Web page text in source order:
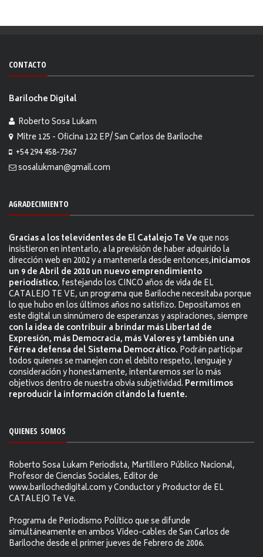
CONTACTO
Bariloche Digital
Roberto Sosa Lukam
Mitre 125 - Oficina 122 EP/ San Carlos de Bariloche
+54 294 458-7367
sosalukman@gmail.com
AGRADECIMIENTO
Gracias a los televidentes de El Catalejo Te Veque nos
insistieron en intentarlo, a la previsión de haber adquirido la
dirección web en 2002 y a mantenerla desde entonces,iniciamos
un 9 de Abril de 2010 un nuevo emprendimiento
periodístico, festejando los CINCO años de vida de EL
CATALEJO TE VE, un programa que Bariloche necesitaba porque
lo que hubo en los últimos años no satisfizo. Depositamos en
este digital un sinnúmero de esperanzas y aspiraciones, siempre
con la idea de contribuir a brindar más Libertad de
Expresión, más Democracia, más Valores y también una
Férrea defensa del Sistema Democrático. Podrán participar
todos quienes se manejen con el debito respeto, lenguaje y
consideración y honestamente, intentaremos ser lo más
objetivos dentro de nuestra obvia subjetividad. Permitimos
reproducir la información citándo la fuente.
QUIENES SOMOS
Roberto Sosa Lukam Periodista, Martillero Público Nacional,
Profesor de Ciencias Sociales, Editor de
www.barilochedigital.com y Conductor y Productor de EL
CATALEJO Te Ve.
Programa de Periodismo Político que se difunde
simultáneamente en ambos Video-cables de San Carlos de
Bariloche desde el primer jueves de Febrero de 2006.